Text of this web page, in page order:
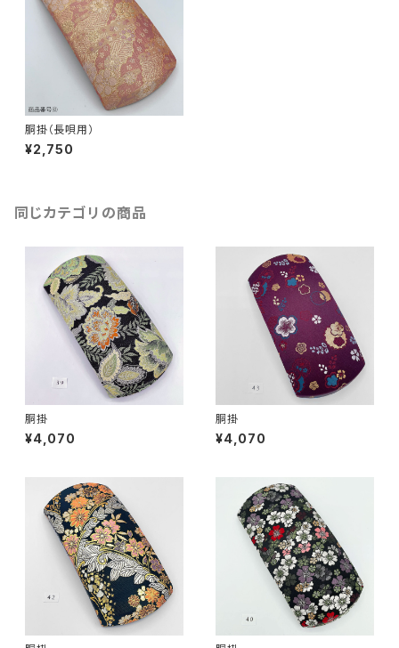
胴掛（長唄用）
¥2,750
同じカテゴリの商品
胴掛
¥4,070
胴掛
¥4,070